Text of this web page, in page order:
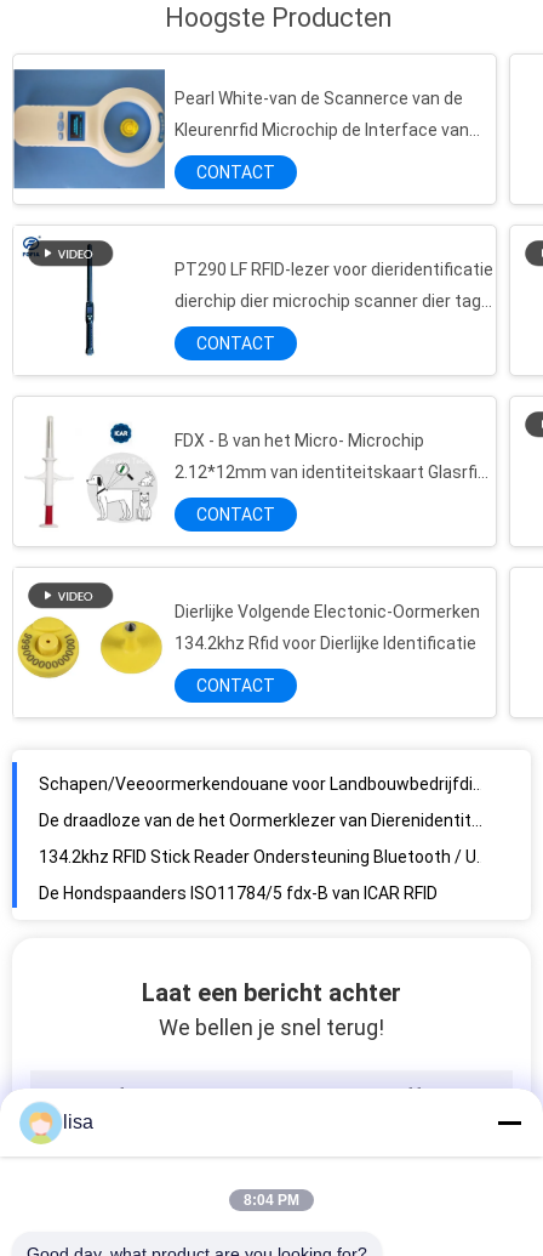
Hoogste Producten
Pearl White-van de Scannerce van de
Kleurenrfid Microchip de Interface van
het Certificaatusb verbindt met PC-
Apparaat
CONTACT
PT290 LF RFID-lezer voor dieridentificatie
dierchip dier microchip scanner dier tag
reader
CONTACT
FDX - B van het Micro- Microchip
2.12*12mm van identiteitskaart Glasrfid
Huisdier Gps het Volgen voor Dieren
CONTACT
Dierlijke Volgende Electonic-Oormerken
134.2khz Rfid voor Dierlijke Identificatie
CONTACT
Dierlijke de Markeringslezer van hoge Frequentieusb Handbediend met 3 aa-Voeding
De Scanner van de de Microchiphond van Ce 134.2khz, de Slimme Lezer van RFID met LCD Vertoning
Dierlijke de Microchipscanner van het huisdierenbeheer, Universele de Microchiplezer van Ce
134.2Khz het identiteitshuis breekt opnieuw Lezer, de Scannersteun Bluetooth van de Huisdierenmicrochip af
De Hondspaanders ISO11784/5 fdx-B van ICAR RFID
Van het Rfiddier/Huisdier de Microchip van identiteitskaart Injecteerbaar met 134.2khz-Frequentie, 2.12*12mm Grootte
De Identificatiespaander van het inplantingshuisdier met 6 Zelfklevende Stickers, Antibotsings
Laat een bericht achter
We bellen je snel terug!
lisa
8:04 PM